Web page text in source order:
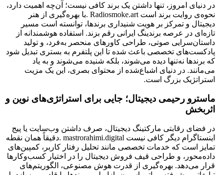
در دنیای امروز، تنها داشتن یک برند کافی نیست؛ آن‌چه اهمیت دارد،
نحوه‌ی روایت برند است . Radiosmoke.artبا بهره‌گیری از هنر
دیجیتال و تمرکز بر هویت شنیداری برندها، توانسته است مسیر
تازه‌ای در عرصه برندینگ ایرانی رقم بزند. استفاده هوشمندانه از
داستان‌سرایی صوتی، طراحی کاورهای منحصر به‌فرد، و تولید
پادکست‌های تخصصی باعث شده تا این پلتفرم به بستری تبدیل شود
که برندها نه‌تنها دیده می‌شوند، بلکه شنیده می‌شوند و به یاد
می‌مانند. در دنیای اشباع‌شده از محتوای بصری، این یک مزیت
استراتژیک بزرگ است.
ماسترو رحیمی دیجیتال؛ جایی برای استراتژی‌های نوین و
اثربخش
در فضای رقابتی مارکتینگ دیجیتال، صرف داشتن وب‌سایت یا پیج
اینستاگرام دیگر کافی نیست . mastrorahimi.digitalدقیقاً همان نقطه
تمایز است که خدمات تخصصی مانند تحلیل رفتار کاربر، کمپین‌های
داده‌محور، و طراحی قیف فروش دیجیتال را در اختیار کسب‌وکارها
قرار می‌دهد. بهره‌گیری از قدرت هوش مصنوعی، الگوریتم‌های